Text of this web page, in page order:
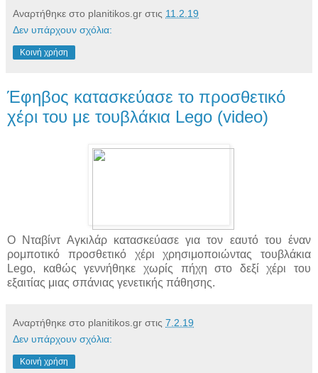
Αναρτήθηκε στο planitikos.gr στις 11.2.19
Δεν υπάρχουν σχόλια:
Κοινή χρήση
Έφηβος κατασκεύασε το προσθετικό
χέρι του με τουβλάκια Lego (video)
Ο Νταβίντ Αγκιλάρ κατασκεύασε για τον εαυτό του έναν
ρομποτικό προσθετικό χέρι χρησιμοποιώντας τουβλάκια
Lego, καθώς γεννήθηκε χωρίς πήχη στο δεξί χέρι του
εξαιτίας μιας σπάνιας γενετικής πάθησης.
Αναρτήθηκε στο planitikos.gr στις 7.2.19
Δεν υπάρχουν σχόλια:
Κοινή χρήση